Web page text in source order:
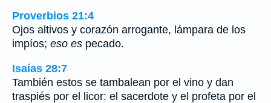
Proverbios 21:4
Ojos altivos y corazón arrogante, lámpara de los
impíos; eso es pecado.
Isaías 28:7
También estos se tambalean por el vino y dan
traspiés por el licor: el sacerdote y el profeta por el